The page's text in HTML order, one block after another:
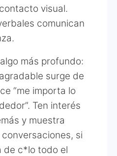
visual.
comunican
más profundo:
surge de
“me importa lo
Ten interés
y muestra
si
de c*lo todo el